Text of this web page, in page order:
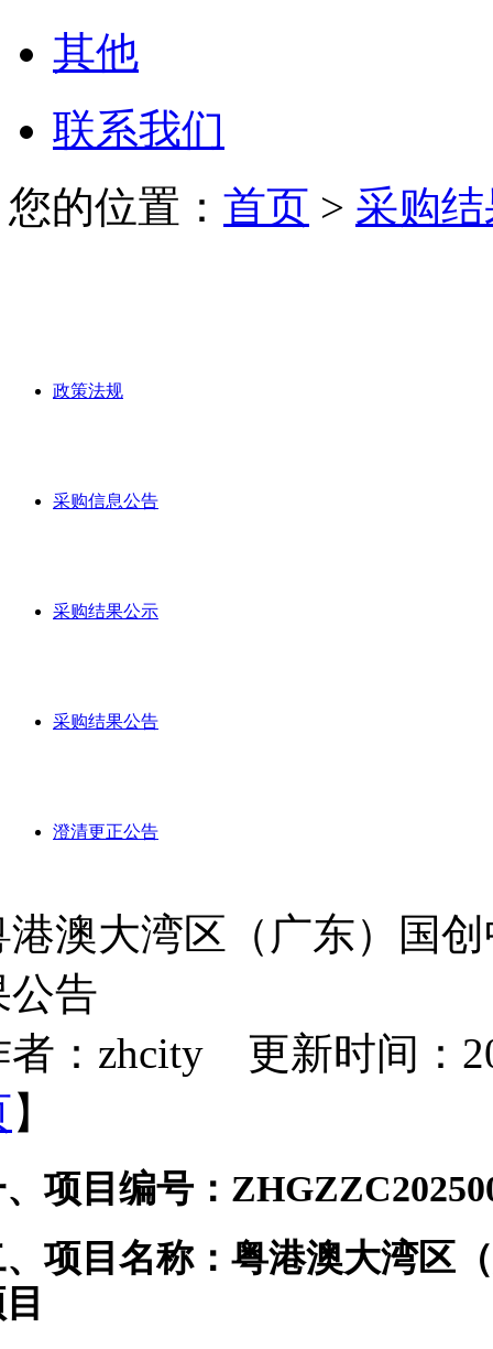
其他
联系我们
您的位置： 首页 > 采购
政策法规
采购信息公告
采购结果公示
采购结果公告
澄清更正公告
港澳大湾区（广东）国
公告
者：zhcity 更新时间：
】
项目编号：
项目名称： 粤港澳大湾区